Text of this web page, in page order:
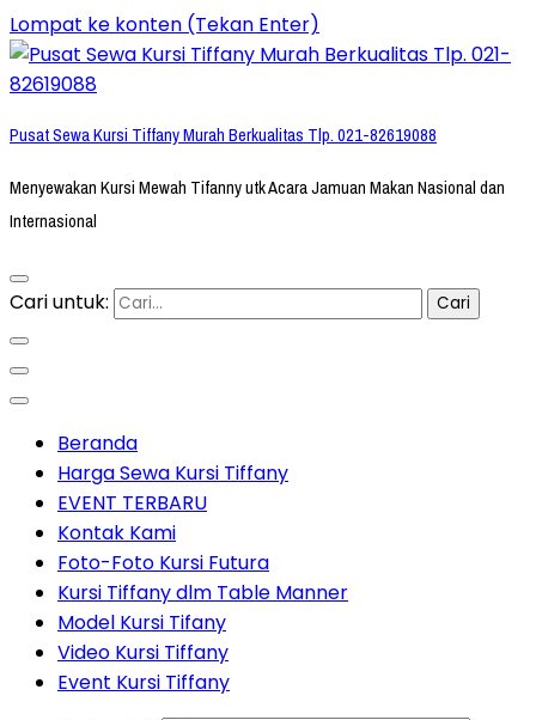
Lompat ke konten (Tekan Enter)
Pusat Sewa Kursi Tiffany Murah Berkualitas Tlp. 021-82619088
Menyewakan Kursi Mewah Tifanny utk Acara Jamuan Makan Nasional dan
Internasional
Cari untuk:
Beranda
Harga Sewa Kursi Tiffany
EVENT TERBARU
Kontak Kami
Foto-Foto Kursi Futura
Kursi Tiffany dlm Table Manner
Model Kursi Tifany
Video Kursi Tiffany
Event Kursi Tiffany